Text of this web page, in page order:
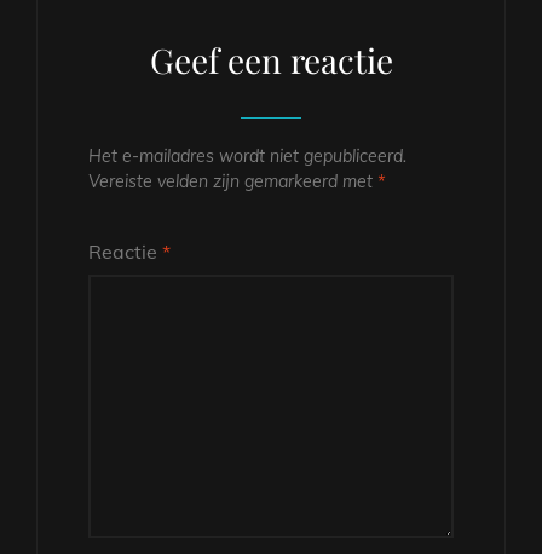
Geef een reactie
Het e-mailadres wordt niet gepubliceerd.
Vereiste velden zijn gemarkeerd met *
Reactie *